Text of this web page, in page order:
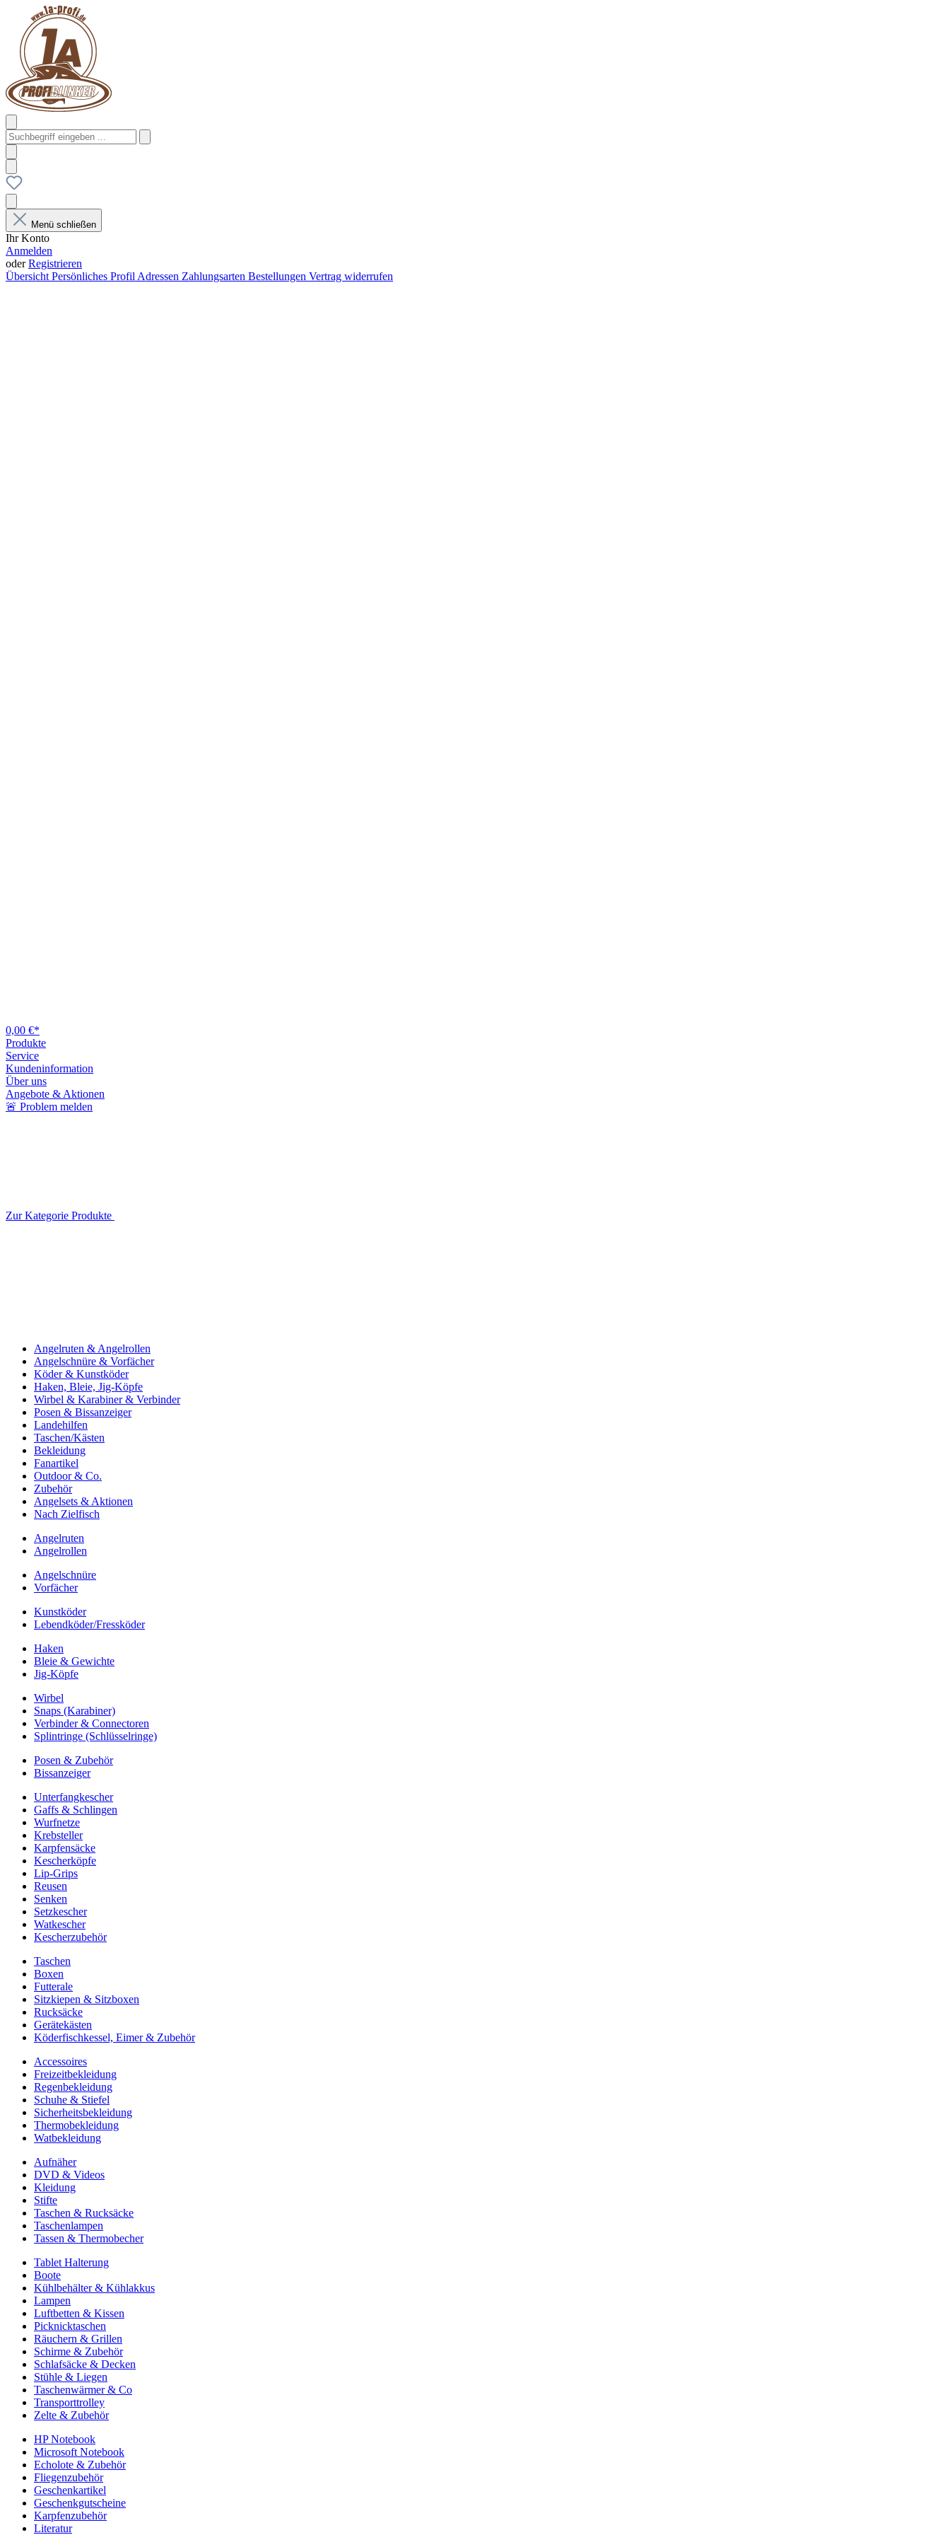
Menü schließen
Ihr Konto
Anmelden
oderRegistrieren
Übersicht Persönliches Profil Adressen Zahlungsarten Bestellungen Vertrag widerrufen
0,00 €*
Produkte
Service
Kundeninformation
Über uns
Angebote & Aktionen
🚨 Problem melden
Zur Kategorie Produkte
Angelruten & Angelrollen
Angelschnüre & Vorfächer
Köder & Kunstköder
Haken, Bleie, Jig-Köpfe
Wirbel & Karabiner & Verbinder
Posen & Bissanzeiger
Landehilfen
Taschen/Kästen
Bekleidung
Fanartikel
Outdoor & Co.
Zubehör
Angelsets & Aktionen
Nach Zielfisch
Angelruten
Angelrollen
Angelschnüre
Vorfächer
Kunstköder
Lebendköder/Fressköder
Haken
Bleie & Gewichte
Jig-Köpfe
Wirbel
Snaps (Karabiner)
Verbinder & Connectoren
Splintringe (Schlüsselringe)
Posen & Zubehör
Bissanzeiger
Unterfangkescher
Gaffs & Schlingen
Wurfnetze
Krebsteller
Karpfensäcke
Kescherköpfe
Lip-Grips
Reusen
Senken
Setzkescher
Watkescher
Kescherzubehör
Taschen
Boxen
Futterale
Sitzkiepen & Sitzboxen
Rucksäcke
Gerätekästen
Köderfischkessel, Eimer & Zubehör
Accessoires
Freizeitbekleidung
Regenbekleidung
Schuhe & Stiefel
Sicherheitsbekleidung
Thermobekleidung
Watbekleidung
Aufnäher
DVD & Videos
Kleidung
Stifte
Taschen & Rucksäcke
Taschenlampen
Tassen & Thermobecher
Tablet Halterung
Boote
Kühlbehälter & Kühlakkus
Lampen
Luftbetten & Kissen
Picknicktaschen
Räuchern & Grillen
Schirme & Zubehör
Schlafsäcke & Decken
Stühle & Liegen
Taschenwärmer & Co
Transporttrolley
Zelte & Zubehör
HP Notebook
Microsoft Notebook
Echolote & Zubehör
Fliegenzubehör
Geschenkartikel
Geschenkgutscheine
Karpfenzubehör
Literatur